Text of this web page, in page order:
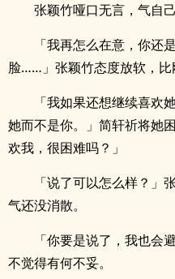
张颖竹哑口无言，气自
「我再怎么在意，你还
脸……」张颖竹态度放软，比
「我如果还想继续喜欢
她而不是你。」简轩祈将她
欢我，很困难吗？」
「说了可以怎么样？」
气还没消散。
「你要是说了，我也会
不觉得有何不妥。